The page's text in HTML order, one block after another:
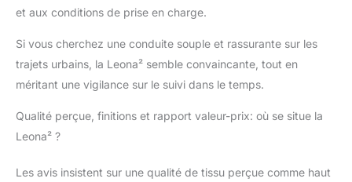
et aux conditions de prise en charge.
Si vous cherchez une conduite souple et rassurante sur les
trajets urbains, la Leona² semble convaincante, tout en
méritant une vigilance sur le suivi dans le temps.
Qualité perçue, finitions et rapport valeur-prix: où se situe la
Leona² ?
Les avis insistent sur une qualité de tissu perçue comme haut